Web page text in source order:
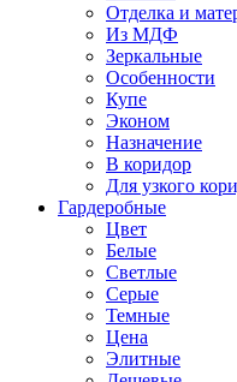
Отделка и
Из МДФ
Зеркальные
Особенности
Купе
Эконом
Назначение
В коридор
Для узкого
Гардеробные
Цвет
Белые
Светлые
Серые
Темные
Цена
Элитные